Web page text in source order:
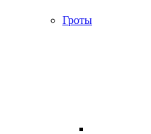
Гроты